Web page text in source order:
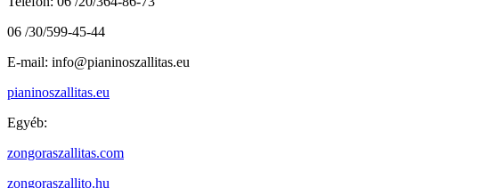
06 /30/599-45-44
E-mail: info@pianinoszallitas.eu
pianinoszallitas.eu
Egyéb:
zongoraszallitas.com
zongoraszallito.hu